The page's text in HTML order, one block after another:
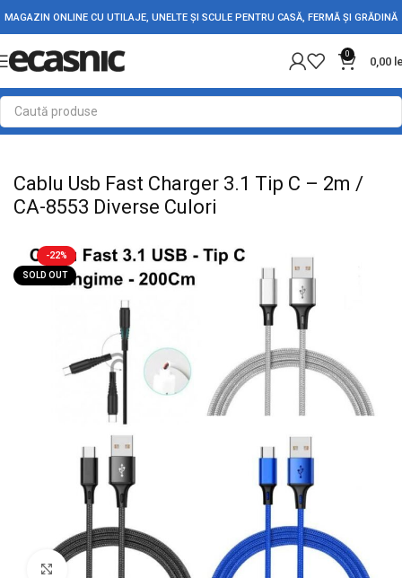
MAGAZIN ONLINE CU UTILAJE, UNELTE ȘI SCULE PENTRU CASĂ, FERMĂ ȘI GRĂDINĂ
0
0,00
Prima pagină Electrice Accesorii PC-Laptop-Telefon
Cablu Usb Fast Charger 3.1 Tip C – 2m /
CA-8553 Diverse Culori
-22%
SOLD OUT
Mărește imaginea